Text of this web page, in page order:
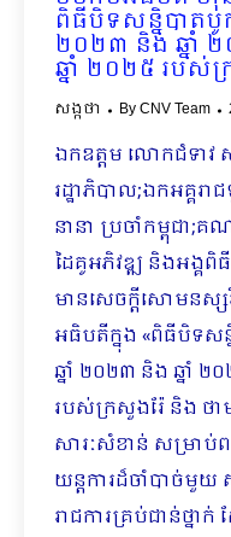
ពិធីបិទសន្និបាតបូ
២០២៣ និង ឆ្នាំ
ឆ្នាំ ២០២៥ របស់
សង្កថា ByCNV Team
ឯកឧត្តម លោកជំទាវ
រដ្ឋាភិបាល;ឯកអគ្គរ
នានា ប្រចាំកម្ពុជា;
ដៃគូអភិវឌ្ឍ និងអង្គពិធី
មានសេចក្តីសោមនស្
អធិបតីក្នុង «ពិធីបិទស
ឆ្នាំ ២០២៣ និង ឆ្នាំ ២
របស់ក្រសួងរ៉ែ និង ថា
សារៈសំខាន់ សម្រាប់ព
យន្តការដ៏ចាំបាច់មួយ
រាជការគ្រប់ជាន់ថ្ន